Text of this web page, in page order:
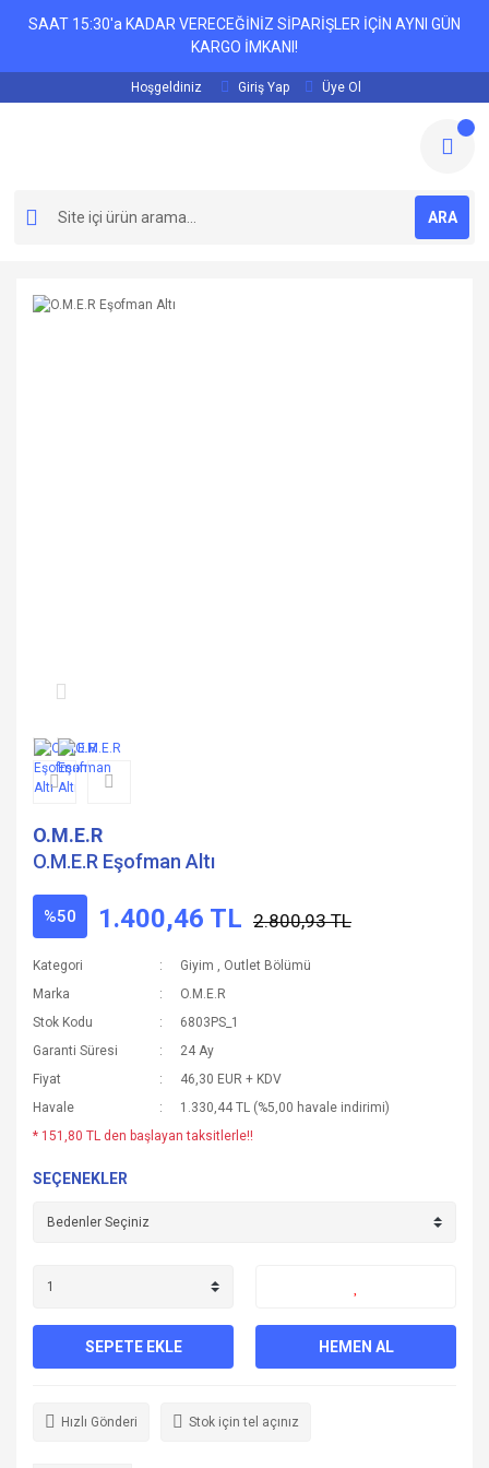
SAAT 15:30'a KADAR VERECEĞİNİZ SİPARİŞLER İÇİN AYNI GÜN
KARGO İMKANI!
Hoşgeldiniz Giriş Yap Üye Ol
ARA
O.M.E.R
O.M.E.R Eşofman Altı
%50 1.400,46 TL 2.800,93 TL
Kategori Giyim , Outlet Bölümü
Marka
O.M.E.R
Stok Kodu
6803PS_1
Garanti Süresi
24 Ay
Fiyat
46,30 EUR + KDV
Havale
1.330,44 TL (%5,00 havale indirimi)
* 151,80 TL den başlayan taksitlerle!!
SEÇENEKLER
SEPETE EKLE HEMEN AL
Hızlı Gönderi Stok için tel açınız